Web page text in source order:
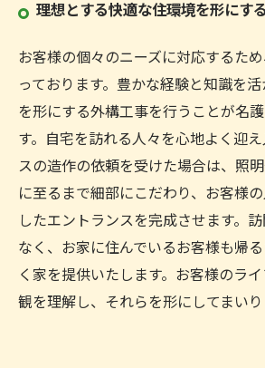
理想とする快適な住環境を形にす
お客様の個々のニーズに対応するた
っております。豊かな経験と知識を
を形にする外構工事を行うことが名
す。自宅を訪れる人々を心地よく迎
スの造作の依頼を受けた場合は、照
に至るまで細部にこだわり、お客様
したエントランスを完成させます。
なく、お家に住んでいるお客様も帰
く家を提供いたします。お客様のラ
観を理解し、それらを形にしてまいり